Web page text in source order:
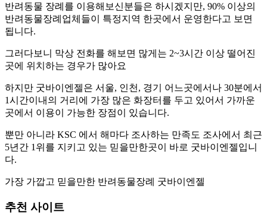
반려동물 장례를 이용해보신분들은 하시겠지만, 90% 이상의
반려동물장례업체들이 특정지역 한곳에서 운영한다고 보면
됩니다.
그러다보니 막상 전화를 해보면 많게는 2~3시간 이상 떨어진
곳에 위치하는 경우가 많아요
하지만 굿바이엔젤은 서울, 인천, 경기 어느곳에서나 30분에서
1시간이내의 거리에 가장 많은 화장터를 두고 있어서 가까운
곳에서 이용이 가능한 장점이 있습니다.
뿐만 아니라 KSC 에서 해마다 조사하는 만족도 조사에서 최근
5년간 1위를 지키고 있는 믿을만한곳이 바로 굿바이엔젤입니
다.
가장 가깝고 믿을만한 반려동물장례 굿바이엔젤
추천 사이트